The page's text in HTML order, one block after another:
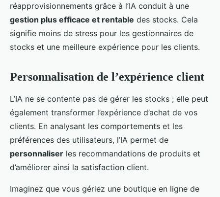
réapprovisionnements grâce à l’IA conduit à une
gestion plus efficace et rentable des stocks. Cela
signifie moins de stress pour les gestionnaires de
stocks et une meilleure expérience pour les clients.
Personnalisation de l’expérience client
L’IA ne se contente pas de gérer les stocks ; elle peut
également transformer l’expérience d’achat de vos
clients. En analysant les comportements et les
préférences des utilisateurs, l’IA permet de
personnaliser les recommandations de produits et
d’améliorer ainsi la satisfaction client.
Imaginez que vous gériez une boutique en ligne de